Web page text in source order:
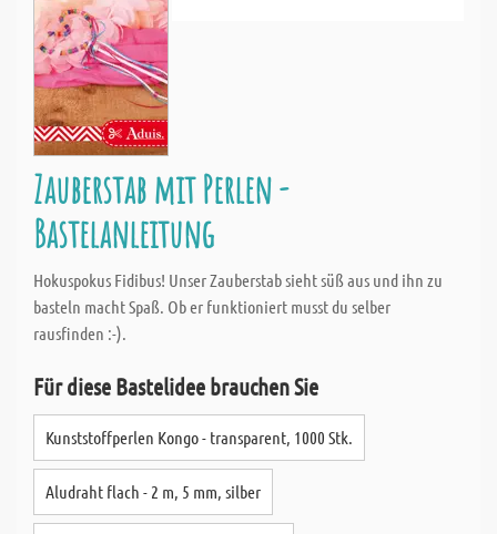
Zauberstab mit Perlen -
Bastelanleitung
Hokuspokus Fidibus! Unser Zauberstab sieht süß aus und ihn zu
basteln macht Spaß. Ob er funktioniert musst du selber
rausfinden :-).
Für diese Bastelidee brauchen Sie
Kunststoffperlen Kongo - transparent, 1000 Stk.
Aludraht flach - 2 m, 5 mm, silber